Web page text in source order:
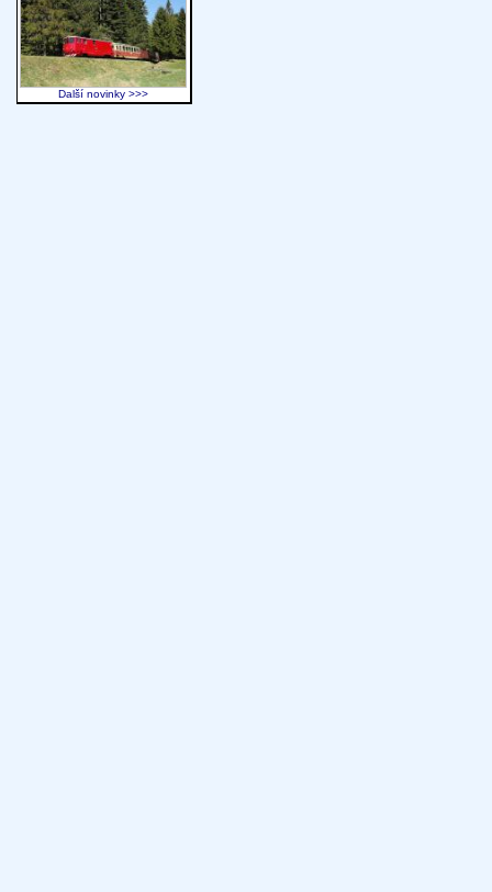
Další novinky >>>